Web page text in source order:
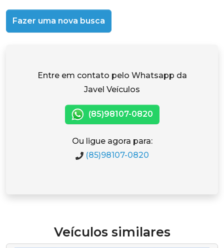
Fazer uma nova busca
Entre em contato pelo Whatsapp da
Javel Veículos
(85)98107-0820
Ou ligue agora para:
(85)98107-0820
Veículos similares